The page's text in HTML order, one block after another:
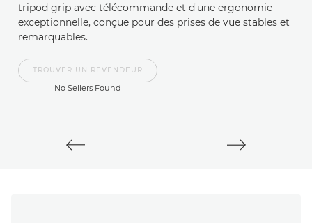
tripod grip avec télécommande et d'une ergonomie
exceptionnelle, conçue pour des prises de vue stables et
remarquables.
TROUVER UN REVENDEUR
No Sellers Found